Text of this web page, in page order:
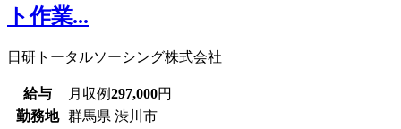
ト作業...
日研トータルソーシング株式会社
給与 月収例297,000円
勤務地
群馬県 渋川市